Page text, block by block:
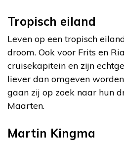
Tropisch eiland
Leven op een tropisch
droom. Ook voor Frits en
cruisekapitein en zijn
liever dan omgeven
gaan zij op zoek naar hun
Maarten.
Martin Kingma